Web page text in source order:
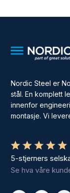
Nordic Steel er
stål. En komplett
innenfor
montasje. Vi
5-stjerners
Se hva våre